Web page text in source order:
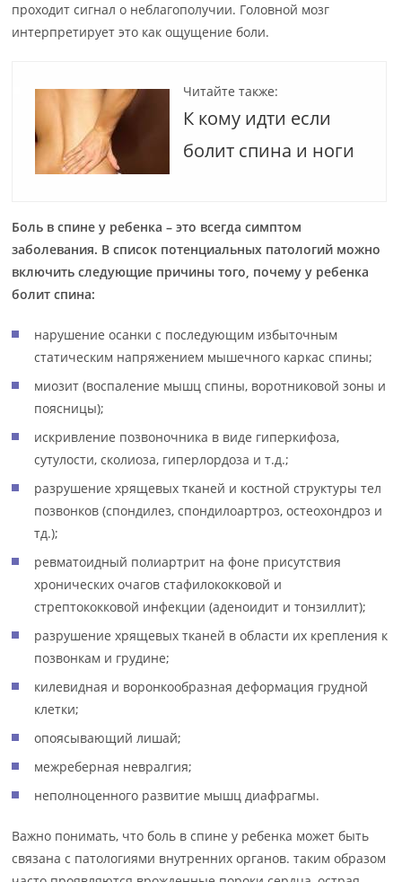
проходит сигнал о неблагополучии. Головной мозг
интерпретирует это как ощущение боли.
Читайте также:
К кому идти если
болит спина и ноги
Боль в спине у ребенка – это всегда симптом
заболевания. В список потенциальных патологий можно
включить следующие причины того, почему у ребенка
болит спина:
нарушение осанки с последующим избыточным
статическим напряжением мышечного каркас спины;
миозит (воспаление мышц спины, воротниковой зоны и
поясницы);
искривление позвоночника в виде гиперкифоза,
сутулости, сколиоза, гиперлордоза и т.д.;
разрушение хрящевых тканей и костной структуры тел
позвонков (спондилез, спондилоартроз, остеохондроз и
тд.);
ревматоидный полиартрит на фоне присутствия
хронических очагов стафилококковой и
стрептококковой инфекции (аденоидит и тонзиллит);
разрушение хрящевых тканей в области их крепления к
позвонкам и грудине;
килевидная и воронкообразная деформация грудной
клетки;
опоясывающий лишай;
межреберная невралгия;
неполноценного развитие мышц диафрагмы.
Важно понимать, что боль в спине у ребенка может быть
связана с патологиями внутренних органов. таким образом